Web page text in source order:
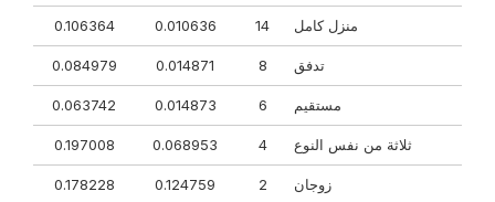
منزل كامل 14
0.010636
0.106364
تدفق 0.014871
0.084979
مستقيم 0.014873
0.063742
ثلاثة من نفس النوع 4
0.068953
0.197008
زوجان 0.124759
0.178228